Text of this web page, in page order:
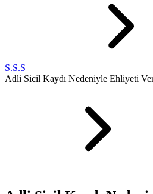
S.S.S
Adli Sicil Kaydı Nedeniyle Ehliyeti